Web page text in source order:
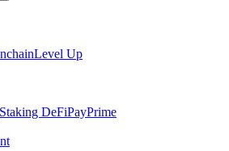
Level Up
Staking DeFiPayPrime